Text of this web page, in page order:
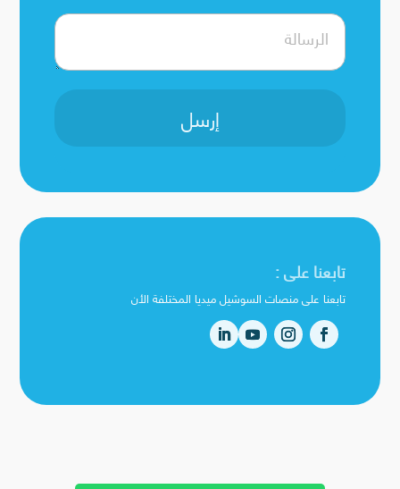
إرسل
تابعنا على :
تابعنا على منصات السوشيل ميديا المختلفة الأن